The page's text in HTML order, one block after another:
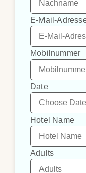
E-Mail-
Mobilnummer
Date
Hotel Name
Adults